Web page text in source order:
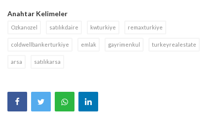
Anahtar Kelimeler
Ozkanozel satılıkdaire kwturkiye remaxturkiye
coldwellbankerturkiye emlak gayrimenkul turkeyrealestate
arsa satılıkarsa